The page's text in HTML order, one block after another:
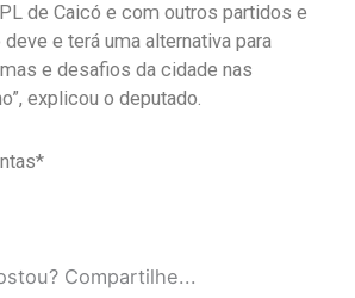
de Caicó e com outros partidos e
deve e terá uma alternativa para
e desafios da cidade nas
explicou o deputado.
Compartilhe...